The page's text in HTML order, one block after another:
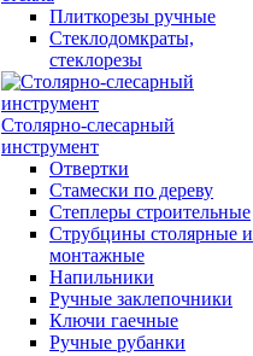
Плиткорезы ручные
Стеклодомкраты,
стеклорезы
Столярно-слесарный
инструмент
Отвертки
Стамески по дереву
Степлеры строительные
Струбцины столярные и
монтажные
Напильники
Ручные заклепочники
Ключи гаечные
Ручные рубанки